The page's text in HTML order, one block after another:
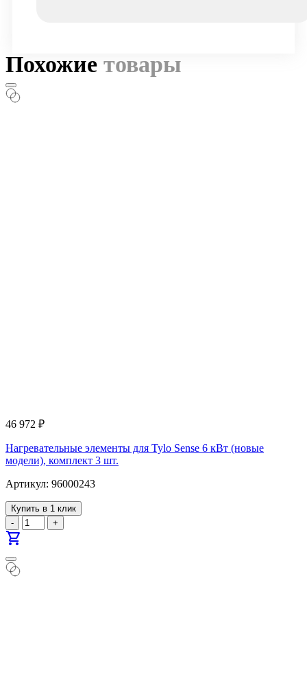
Похожие товары
46 972 ₽
Нагревательные элементы для Tylo Sense 6 кВт (новые
модели), комплект 3 шт.
Артикул: 96000243
Купить в 1 клик
-
+
shopping_cart